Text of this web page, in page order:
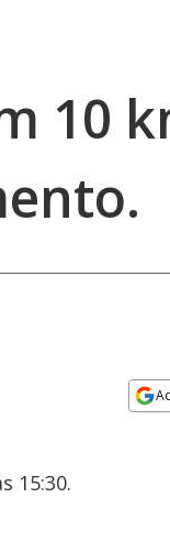
10
15:30.